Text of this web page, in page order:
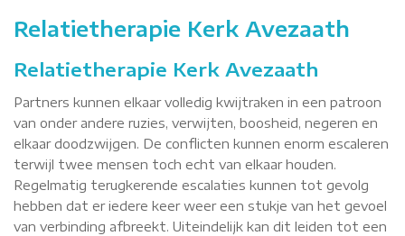
Relatietherapie Kerk Avezaath
Relatietherapie Kerk Avezaath
Partners kunnen elkaar volledig kwijtraken in een patroon
van onder andere ruzies, verwijten, boosheid, negeren en
elkaar doodzwijgen. De conflicten kunnen enorm escaleren
terwijl twee mensen toch echt van elkaar houden.
Regelmatig terugkerende escalaties kunnen tot gevolg
hebben dat er iedere keer weer een stukje van het gevoel
van verbinding afbreekt. Uiteindelijk kan dit leiden tot een